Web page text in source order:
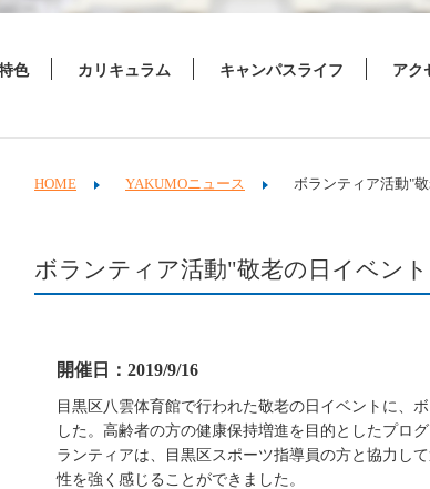
色 カリキュラム キャンパスライフ アク
HOME YAKUMOニュース ボランティア活動"
ボランティア活動"敬老の日イベン
開催日：2019/9/16
目黒区八雲体育館で行われた敬老の日イベントに、
した。高齢者の方の健康保持増進を目的としたプロ
ランティアは、目黒区スポーツ指導員の方と協力し
性を強く感じることができました。